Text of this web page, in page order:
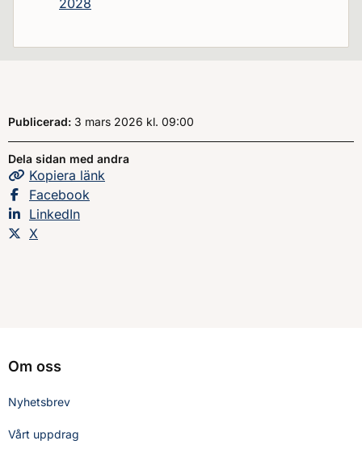
2028
Publicerad: 3 mars 2026 kl. , Klockan
09:00
Dela sidan med andra
Kopiera sidans
länk
Dela sidan på
Facebook
Dela sidan på
LinkedIn
Dela sidan på
X
Om oss
Nyhetsbrev
Vårt uppdrag